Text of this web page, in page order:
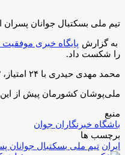
تیم ملی بسکتبال جوانان پسران
به گزارش پایگاه خبری
را شکست داد.
محمد مهدی حیدری با ۲۴ امتیاز، ۱۳ ریباند، ۵ پاس گل و ۳ توپ ربایی بهترین بازیکن این دیدار بود.
ملی‌پوشان کشورمان پیش از این با
منبع
باشگاه خبرنگاران جوان
برچسب ها
ایران تیم ملی بسکتبال جوانان